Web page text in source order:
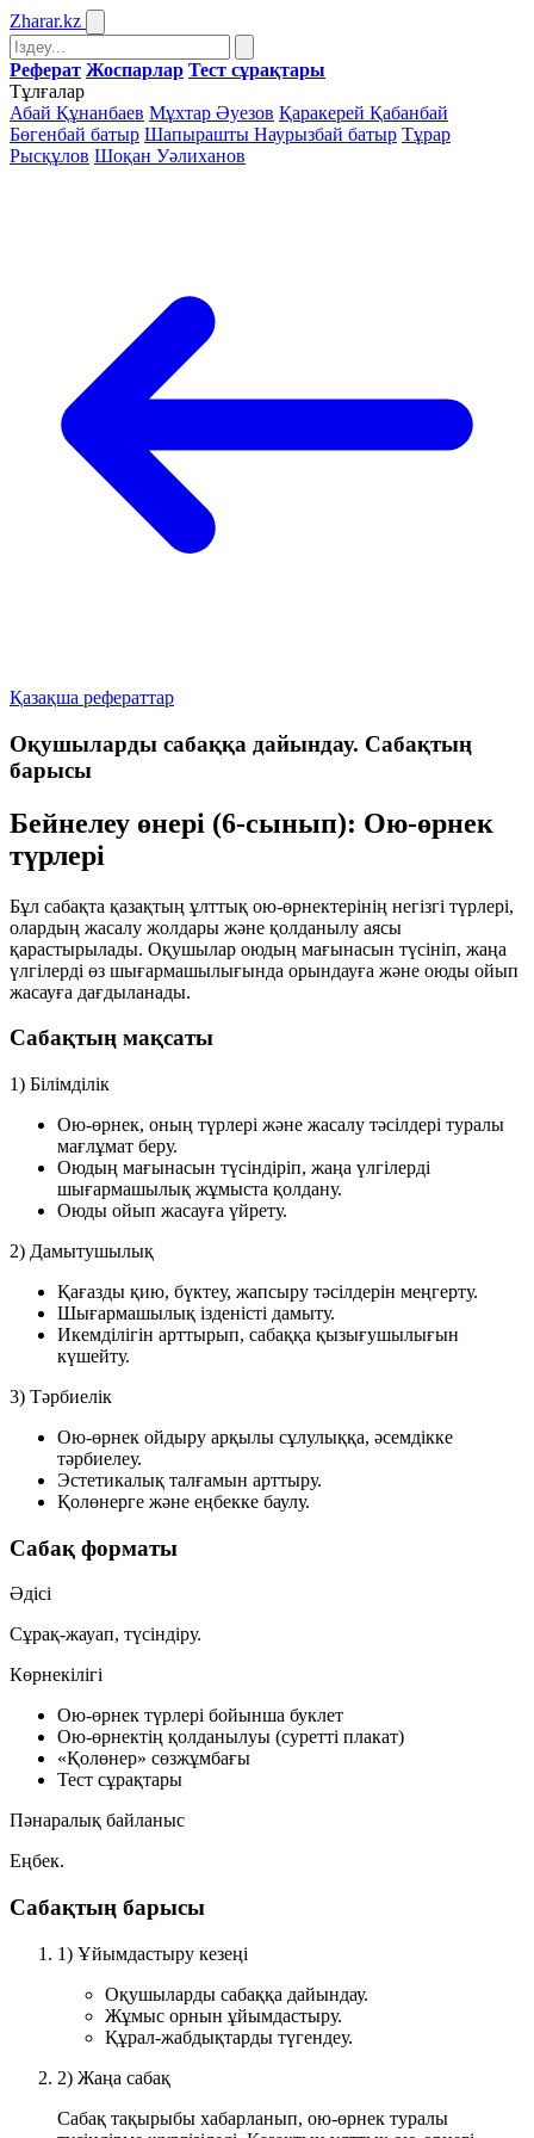
Zharar.kz
Реферат Жоспарлар Тест сұрақтары
Тұлғалар
Абай Құнанбаев Мұхтар Әуезов Қаракерей Қабанбай
Бөгенбай батыр Шапырашты Наурызбай батыр Тұрар
Рысқұлов Шоқан Уәлиханов
Қазақша рефераттар
Оқушыларды сабаққа дайындау. Сабақтың
барысы
Бейнелеу өнері (6-сынып): Ою-өрнек
түрлері
Бұл сабақта қазақтың ұлттық ою-өрнектерінің негізгі түрлері,
олардың жасалу жолдары және қолданылу аясы
қарастырылады. Оқушылар оюдың мағынасын түсініп, жаңа
үлгілерді өз шығармашылығында орындауға және оюды ойып
жасауға дағдыланады.
Сабақтың мақсаты
1) Білімділік
Ою-өрнек, оның түрлері және жасалу тәсілдері туралы
мағлұмат беру.
Оюдың мағынасын түсіндіріп, жаңа үлгілерді
шығармашылық жұмыста қолдану.
Оюды ойып жасауға үйрету.
2) Дамытушылық
Қағазды қию, бүктеу, жапсыру тәсілдерін меңгерту.
Шығармашылық ізденісті дамыту.
Икемділігін арттырып, сабаққа қызығушылығын
күшейту.
3) Тәрбиелік
Ою-өрнек ойдыру арқылы сұлулыққа, әсемдікке
тәрбиелеу.
Эстетикалық талғамын арттыру.
Қолөнерге және еңбекке баулу.
Сабақ форматы
Әдісі
Сұрақ-жауап, түсіндіру.
Көрнекілігі
Ою-өрнек түрлері бойынша буклет
Ою-өрнектің қолданылуы (суретті плакат)
«Қолөнер» сөзжұмбағы
Тест сұрақтары
Пәнаралық байланыс
Еңбек.
Сабақтың барысы
1) Ұйымдастыру кезеңі
Оқушыларды сабаққа дайындау.
Жұмыс орнын ұйымдастыру.
Құрал-жабдықтарды түгендеу.
2) Жаңа сабақ
Сабақ тақырыбы хабарланып, ою-өрнек туралы